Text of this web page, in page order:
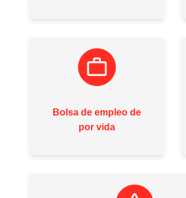
Bolsa de empleo de
por vida